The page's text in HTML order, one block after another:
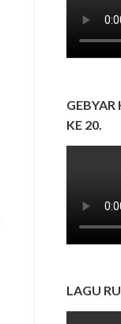
GEBYAR
KE 20.
LAGU